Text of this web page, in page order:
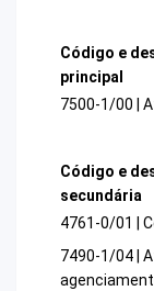
Código e
principal
7500-1/00 |
Código e
secundária
4761-0/01 |
7490-1/04 |